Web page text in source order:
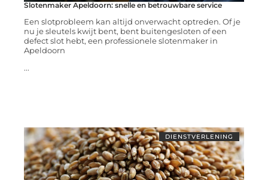
Slotenmaker Apeldoorn: snelle en betrouwbare service
Een slotprobleem kan altijd onverwacht optreden. Of je
nu je sleutels kwijt bent, bent buitengesloten of een
defect slot hebt, een professionele slotenmaker in
Apeldoorn
...
DIENSTVERLENING